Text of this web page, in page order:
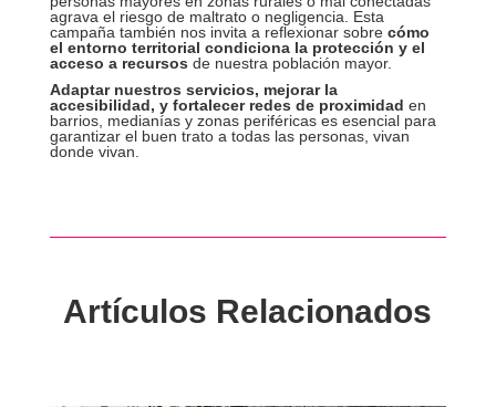
agrava el riesgo de maltrato o negligencia. Esta
campaña también nos invita a reflexionar sobre cómo
el entorno territorial condiciona la protección y el
acceso a recursos de nuestra población mayor.
Adaptar nuestros servicios, mejorar la
accesibilidad, y fortalecer redes de proximidad en
barrios, medianías y zonas periféricas es esencial para
garantizar el buen trato a todas las personas, vivan
donde vivan.
Artículos Relacionados